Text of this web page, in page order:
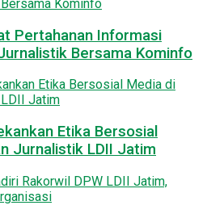
Pertahanan Informasi
Bersama Kominfo
Etika Bersosial
Jurnalistik LDII Jatim